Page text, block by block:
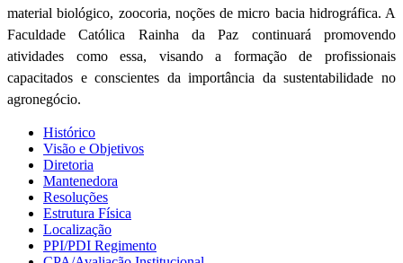
material biológico, zoocoria, noções de micro bacia hidrográfica. A
Faculdade Católica Rainha da Paz continuará promovendo
atividades como essa, visando a formação de profissionais
capacitados e conscientes da importância da sustentabilidade no
agronegócio.
Histórico
Visão e Objetivos
Diretoria
Mantenedora
Resoluções
Estrutura Física
Localização
PPI/PDI Regimento